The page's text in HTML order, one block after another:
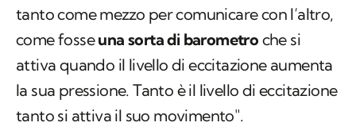
tanto come mezzo per comunicare con l’altro,
come fosseuna sorta di barometro che si
attiva quando il livello di eccitazione aumenta
la sua pressione. Tanto è il livello di eccitazione
tanto si attiva il suo movimento".